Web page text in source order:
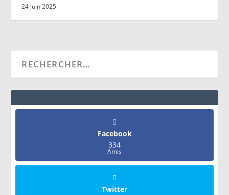
24 juin 2025
Facebook
334
Amis
Twitter